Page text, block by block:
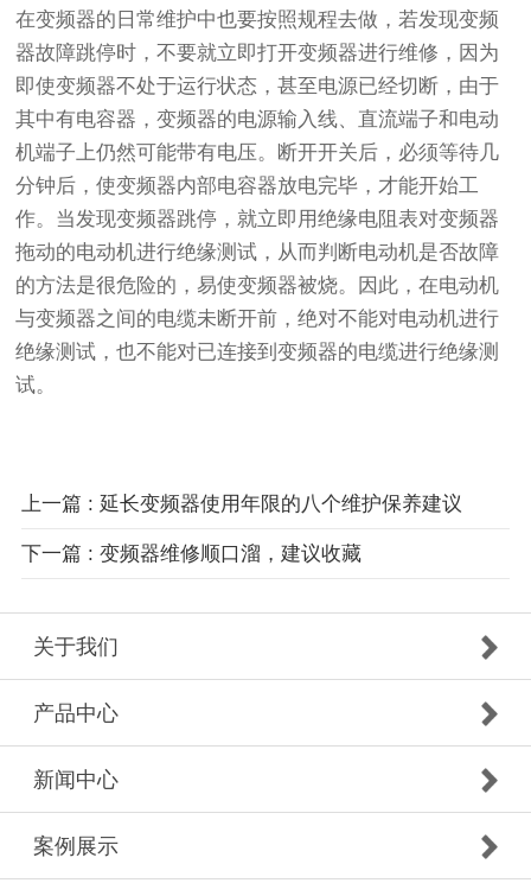
在变频器的日常维护中也要按照规程去做，若发现变频
器故障跳停时，不要就立即打开变频器进行维修，因为
即使变频器不处于运行状态，甚至电源已经切断，由于
其中有电容器，变频器的电源输入线、直流端子和电动
机端子上仍然可能带有电压。断开开关后，必须等待几
分钟后，使变频器内部电容器放电完毕，才能开始工
作。当发现变频器跳停，就立即用绝缘电阻表对变频器
拖动的电动机进行绝缘测试，从而判断电动机是否故障
的方法是很危险的，易使变频器被烧。因此，在电动机
与变频器之间的电缆未断开前，绝对不能对电动机进行
绝缘测试，也不能对已连接到变频器的电缆进行绝缘测
试。
上一篇 : 延长变频器使用年限的八个维护保养建议
下一篇 : 变频器维修顺口溜，建议收藏
关于我们
产品中心
新闻中心
案例展示